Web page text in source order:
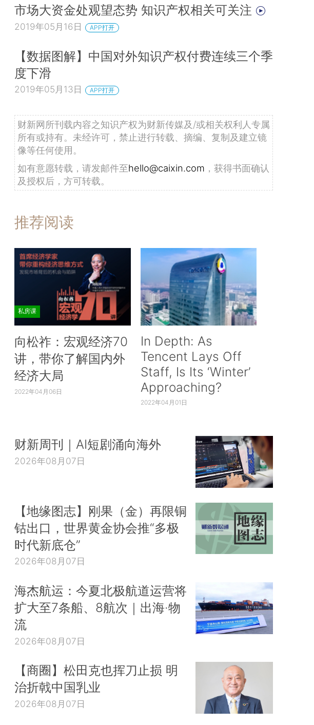
市场大资金处观望态势 知识产权相关可关注
2019年05月16日 APP打开
【数据图解】中国对外知识产权付费连续三个季
度下滑
2019年05月13日 APP打开
财新网所刊载内容之知识产权为财新传媒及/或相关权利人专属
所有或持有。未经许可，禁止进行转载、摘编、复制及建立镜
像等任何使用。
如有意愿转载，请发邮件至hello@caixin.com ，获得书面确认
及授权后，方可转载。
推荐阅读
私房课
向松祚：宏观经济70
讲，带你了解国内外
经济大局
2022年04月06日
In Depth: As
Tencent Lays Off
Staff, Is Its ‘Winter’
Approaching?
2022年04月01日
财新周刊｜AI短剧涌向海外
2026年08月07日
【地缘图志】刚果（金）再限铜
钴出口，世界黄金协会推“多极
时代新底仓”
2026年08月07日
海杰航运：今夏北极航道运营将
扩大至7条船、8航次｜出海·物
流
2026年08月07日
【商圈】松田克也挥刀止损 明
治折戟中国乳业
2026年08月07日